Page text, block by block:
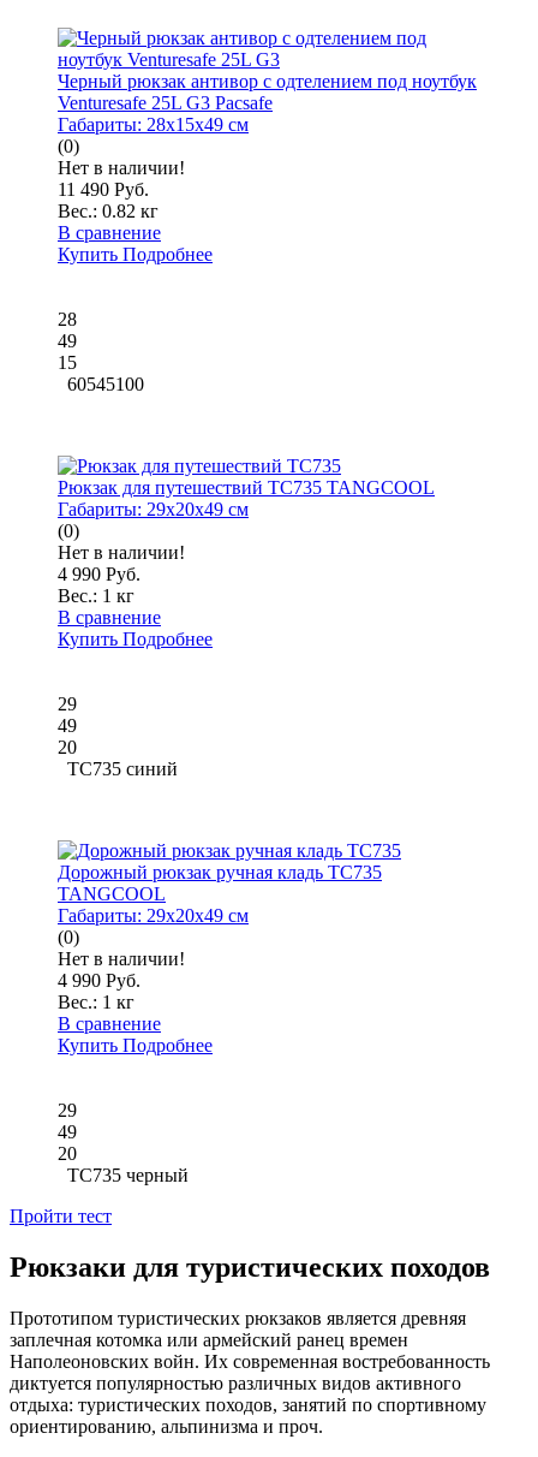
Черный рюкзак антивор с одтелением под ноутбук
Venturesafe 25L G3 Pacsafe
Габариты: 28x15x49 см
(0)
Нет в наличии!
11 490 Руб.
Вес.: 0.82 кг
В сравнение
Купить Подробнее
28
49
15
60545100
Рюкзак для путешествий TC735 TANGCOOL
Габариты: 29x20x49 см
(0)
Нет в наличии!
4 990 Руб.
Вес.: 1 кг
В сравнение
Купить Подробнее
29
49
20
TC735 синий
Дорожный рюкзак ручная кладь TC735
TANGCOOL
Габариты: 29x20x49 см
(0)
Нет в наличии!
4 990 Руб.
Вес.: 1 кг
В сравнение
Купить Подробнее
29
49
20
TC735 черный
Пройти тест
Рюкзаки для туристических походов
Прототипом туристических рюкзаков является древняя
заплечная котомка или армейский ранец времен
Наполеоновских войн. Их современная востребованность
диктуется популярностью различных видов активного
отдыха: туристических походов, занятий по спортивному
ориентированию, альпинизма и проч.